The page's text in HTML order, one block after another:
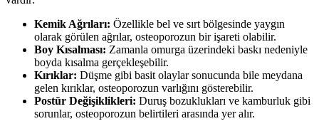
Kemik Ağrıları: Özellikle bel ve sırt bölgesinde yaygın
olarak görülen ağrılar, osteoporozun bir işareti olabilir.
Boy Kısalması: Zamanla omurga üzerindeki baskı nedeniyle
boyda kısalma gerçekleşebilir.
Kırıklar: Düşme gibi basit olaylar sonucunda bile meydana
gelen kırıklar, osteoporozun varlığını gösterebilir.
Postür Değişiklikleri: Duruş bozuklukları ve kamburluk gibi
sorunlar, osteoporozun belirtileri arasında yer alır.